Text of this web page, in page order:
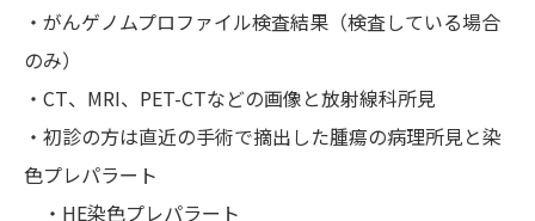
・がんゲノムプロファイル検査結果（検査している場合
のみ）
・CT、MRI、PET-CTなどの画像と放射線科所見
・初診の方は直近の手術で摘出した腫瘍の病理所見と染
色プレパラート
・HE染色プレパラート